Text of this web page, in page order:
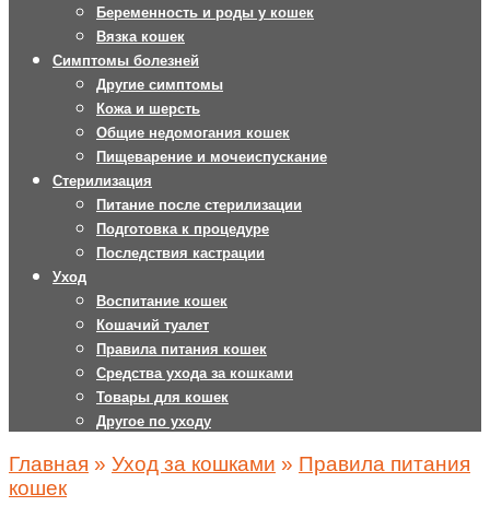
Беременность и роды у кошек
Вязка кошек
Симптомы болезней
Другие симптомы
Кожа и шерсть
Общие недомогания кошек
Пищеварение и мочеиспускание
Стерилизация
Питание после стерилизации
Подготовка к процедуре
Последствия кастрации
Уход
Воспитание кошек
Кошачий туалет
Правила питания кошек
Средства ухода за кошками
Товары для кошек
Другое по уходу
Главная » Уход за кошками » Правила питания
кошек